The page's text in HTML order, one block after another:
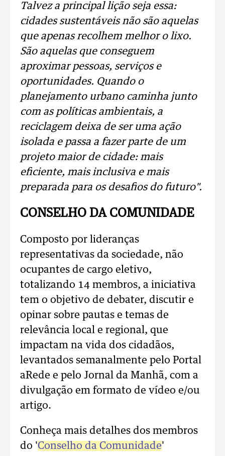
Talvez a principal lição seja essa:
cidades sustentáveis não são aquelas
que apenas recolhem melhor o lixo.
São aquelas que conseguem
aproximar pessoas, serviços e
oportunidades. Quando o
planejamento urbano caminha junto
com as políticas ambientais, a
reciclagem deixa de ser uma ação
isolada e passa a fazer parte de um
projeto maior de cidade: mais
eficiente, mais inclusiva e mais
preparada para os desafios do futuro".
CONSELHO DA COMUNIDADE
Composto por lideranças
representativas da sociedade, não
ocupantes de cargo eletivo,
totalizando 14 membros, a iniciativa
tem o objetivo de debater, discutir e
opinar sobre pautas e temas de
relevância local e regional, que
impactam na vida dos cidadãos,
levantados semanalmente pelo Portal
aRede e pelo Jornal da Manhã, com a
divulgação em formato de vídeo e/ou
artigo.
Conheça mais detalhes dos membros
do 'Conselho da Comunidade'